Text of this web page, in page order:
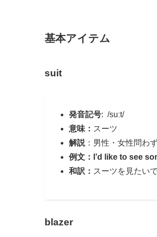
基本アイテム
suit
発音記号: /suːt/
意味： スーツ
解説：男性・女性問わ
例文：I’d like to see
和訳： スーツを見たいで
blazer